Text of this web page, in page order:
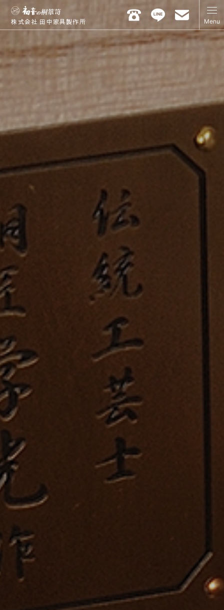
株式会社 田中家具製作所 Menu